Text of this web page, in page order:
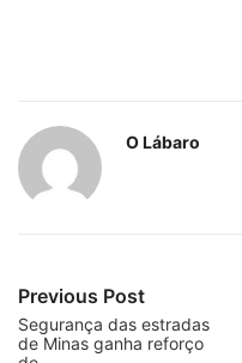
O Lábaro
Previous Post
Segurança das estradas
de Minas ganha reforço